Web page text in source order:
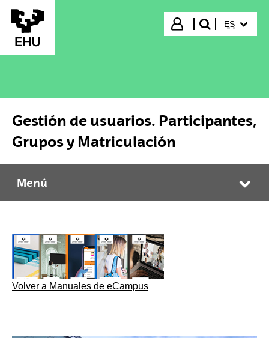
Saltar al contenido principal
Iniciar sesión
buscar"
ES
Gestión de usuarios. Participantes,
Grupos y Matriculación
Gestión de usuarios. Participantes, Grupos y Matriculación
Menú
Volver a Manuales de eCampus